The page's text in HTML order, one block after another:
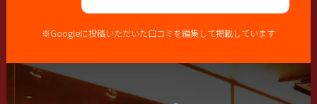
※Googleに投稿いただいた口コミを編集して掲載しています